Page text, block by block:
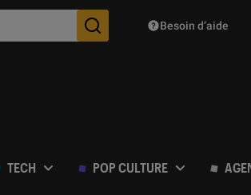
Des suggestions de
Besoin d’aide
TECH POP CULTURE